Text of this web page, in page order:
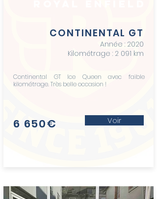
CONTINENTAL GT
Année : 2020
Kilométrage : 2 091 km
Continental GT Ice Queen avec faible
kilométrage. Très belle occasion !
6 650€ Voir